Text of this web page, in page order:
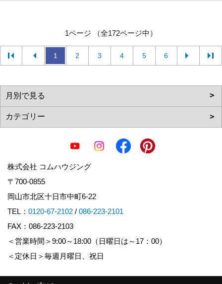
1ページ （全172ページ中）
1 2 3 4 5 6
株式会社 コムハウジング
〒700-0855
岡山市北区十日市中町6-22
TEL： 0120-67-2102 / 086-223-2101
FAX：086-223-2103
＜営業時間＞9:00～18:00（日曜日は～17：00）
＜定休日＞毎週月曜日、祝日